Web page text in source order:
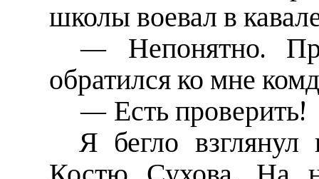
школы воевал в
— Непонятно.
обратился ко мне
— Есть проверить!
Я бегло взглянул